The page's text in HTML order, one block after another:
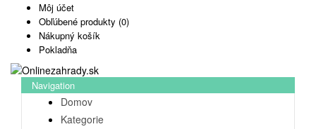
Môj účet
Obľúbené produkty (0)
Nákupný košík
Pokladňa
Navigation
Domov
Kategorie